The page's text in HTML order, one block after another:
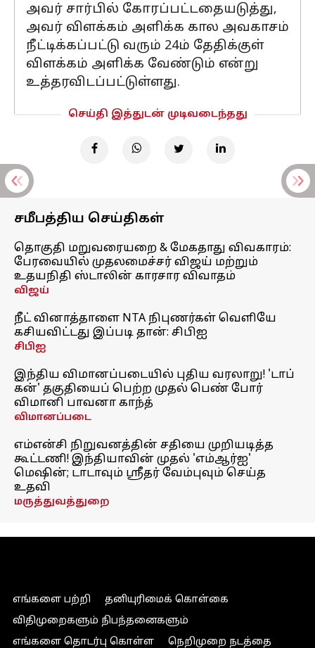
அவர் சார்பில் கோரப்பட்டதையடுத்து,
அவர் விளக்கம் அளிக்க கால அவகாசம்
நீட்டிக்கப்பட்டு வரும் 24ம் தேதிக்குள்
விளக்கம் அளிக்க வேண்டும் என்று
உத்தரவிடப்பட்டுள்ளது.
செய்தி இத்துடன் முடிவடைந்தது
சமீபத்திய செய்திகள்
தொகுதி மறுவரையறை & மேகதாது விவகாரம்:
பேரவையில் முதலமைச்சர் விஜய் மற்றும்
உதயநிதி ஸ்டாலின் காரசார விவாதம்
விஜய்
நீட் வினாத்தாளை NTA நிபுணர்கள் வெளியே
கசியவிட்டது இப்படி தான்: சிபிஐ
சிபிஐ
இந்திய விமானப்படையில் புதிய வரலாறு! 'டாப்
கன்' தகுதியைப் பெற்ற முதல் பெண் போர்
விமானி பாவனா காந்த்
விமானப்படை
எம்என்சி நிறுவனத்தின் சதியை முறியடித்த
கூட்டணி! இந்தியாவின் முதல் 'எம்ஆர்ஐ'
மெஷின்; டாடாவும் ஸ்ரீதர் வேம்புவும் செய்த
உதவி
மருத்துவத்துறை
எங்களை பற்றி
தனியுரிமைக் கொள்கை
விதிமுறைகளும் நிபந்தனைகளும்
எங்களை தொடர்பு கொள்ள
நெறிமுறை நடத்தை